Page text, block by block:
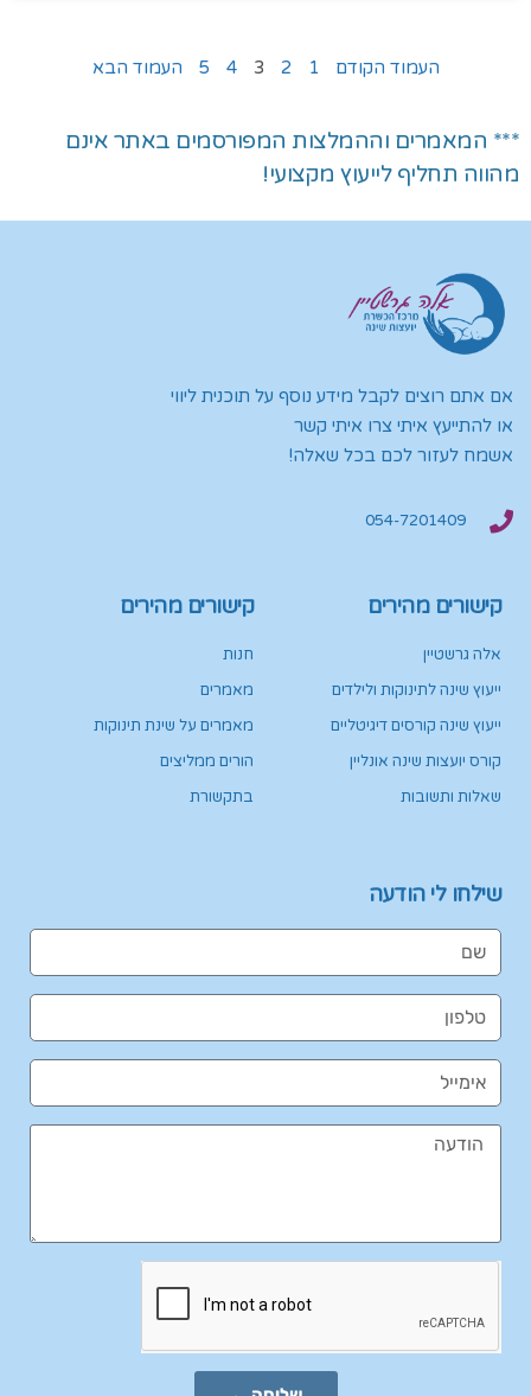
העמוד הקודם 1
2
3
4
5 העמוד הבא
*** המאמרים וההמלצות המפורסמים באתר אינם
מהווה תחליף לייעוץ מקצועי!
אם אתם רוצים לקבל מידע נוסף על תוכנית ליווי
או להתייעץ איתי צרו איתי קשר
אשמח לעזור לכם בכל שאלה!
054-7201409
קישורים מהירים
אלה גרשטיין
ייעוץ שינה לתינוקות ולילדים
ייעוץ שינה קורסים דיגיטליים
קורס יועצות שינה אונליין
שאלות ותשובות
קישורים מהירים
חנות
מאמרים
מאמרים על שינת תינוקות
הורים ממליצים
בתקשורת
שילחו לי הודעה